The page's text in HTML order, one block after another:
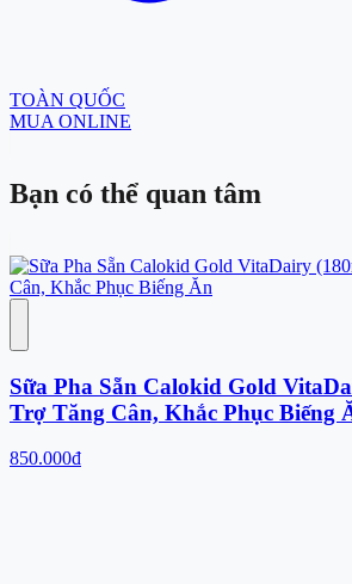
TOÀN QUỐC
MUA ONLINE
Bạn có thể quan tâm
Sữa Pha Sẵn Calokid Gold
Trợ Tăng Cân, Khắc Phục Biếng
850.000đ